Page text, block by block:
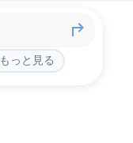
もっと見る